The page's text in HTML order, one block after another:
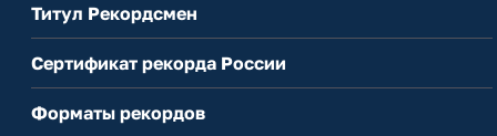
Титул Рекордсмен
Сертификат рекорда России
Форматы рекордов